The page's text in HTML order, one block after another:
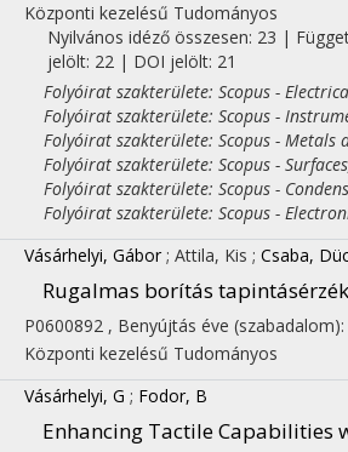
Központi kezelésű Tudományos
Nyilvános idéző összesen: 23 |
jelölt: 22 | DOI jelölt: 21
Folyóirat szakterülete: Scopus -
Folyóirat szakterülete: Scopus -
Folyóirat szakterülete: Scopus - Metals
Folyóirat szakterülete: Scopus -
Folyóirat szakterülete: Scopus -
Folyóirat szakterülete: Scopus -
Vásárhelyi, Gábor ; Attila, Kis ; Csaba,
Rugalmas borítás
P0600892 , Benyújtás éve (szabadalom):
Központi kezelésű Tudományos
Vásárhelyi, G ; Fodor, B
Enhancing Tactile Capabilities